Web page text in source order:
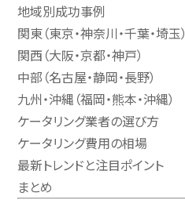
地域別成功事例
関東（東京・神奈川・千葉・埼玉）
関西（大阪・京都・神戸）
中部（名古屋・静岡・長野）
九州・沖縄（福岡・熊本・沖縄）
ケータリング業者の選び方
ケータリング費用の相場
最新トレンドと注目ポイント
まとめ